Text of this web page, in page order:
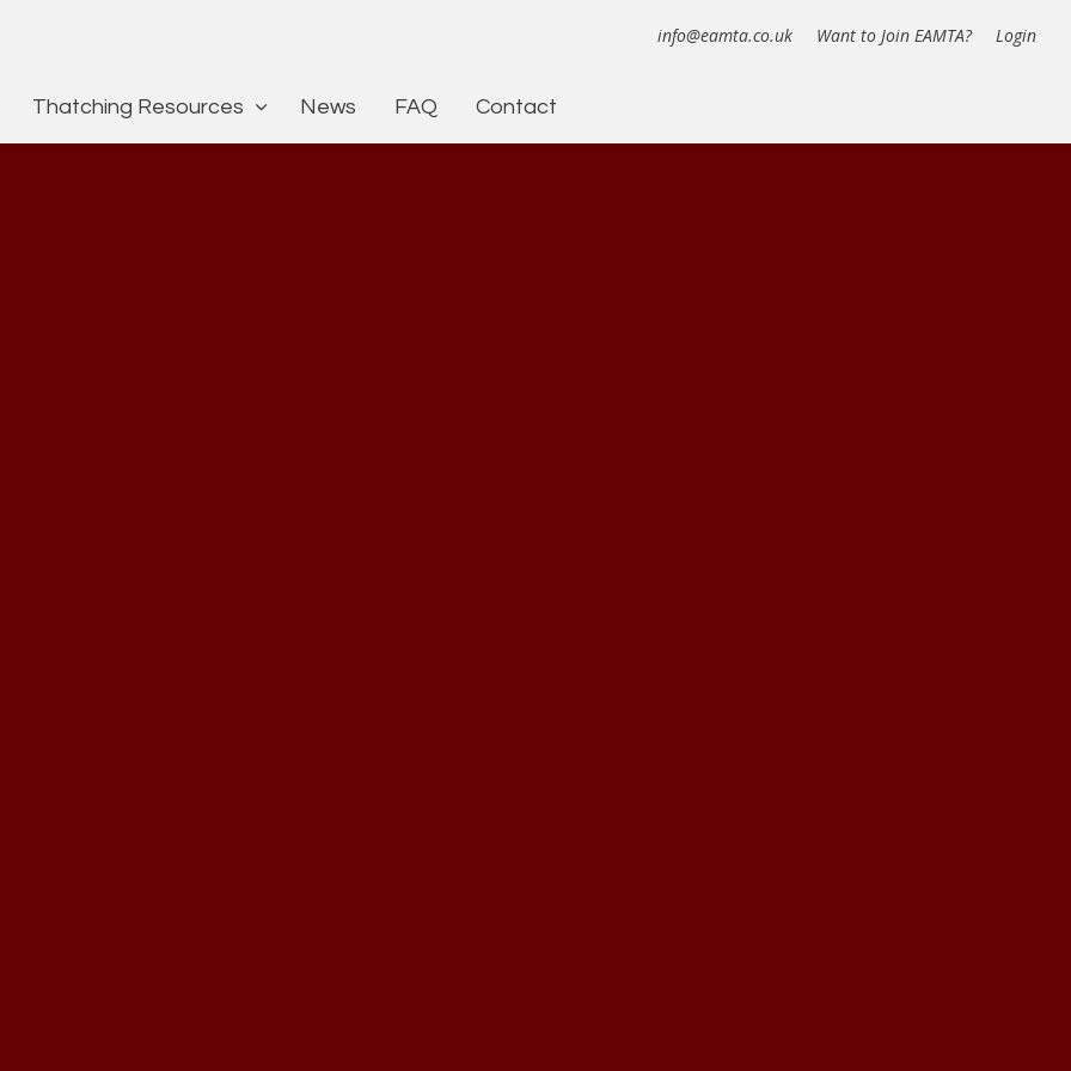
Thatching Resources News FAQ Contact
info@eamta.co.uk Want to Join EAMTA? Login